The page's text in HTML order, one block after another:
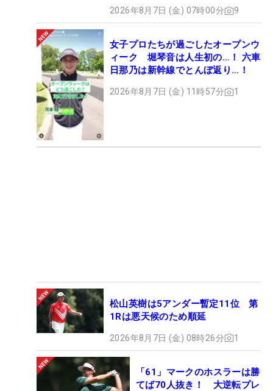
2026年8月7日 (金) 07時00分 9
女子プロたちが過ごしたオープンウ
ィーク 堀琴音は人生初の…！ 六車
日那乃は新幹線でとんぼ返り…！
2026年8月7日 (金) 11時57分 1
松山英樹は5アンダー暫定11位 第
1Rは悪天候のため順延
2026年8月7日 (金) 08時26分 1
「61」マークのホスラーは勝
てば70人抜き！ 大逆転プレ